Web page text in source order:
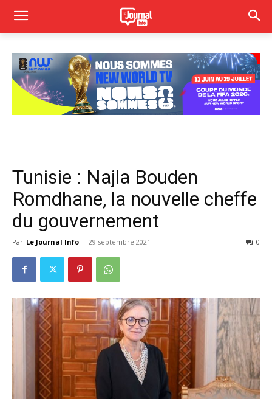
Tunisie : Najla Bouden
Romdhane, la nouvelle cheffe
du gouvernement
Par Le Journal Info - 29 septembre 2021 0